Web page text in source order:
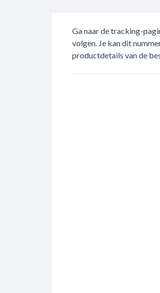
Ga naar de tracking-
volgen. Je kan dit
productdetails van de